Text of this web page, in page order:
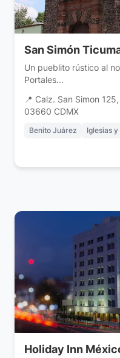
San Simón
Un pueblito rústico al
Portales...
📍 Calz. San Simon
03660 CDMX
Benito Juárez Iglesias
Holiday Inn